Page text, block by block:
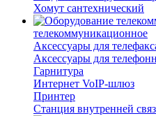
Хомут сантехнический
телекоммуникационное
Аксессуары для
Аксессуары для
Гарнитура
Интернет VoIP-шлюз
Принтер
Станция внутренней